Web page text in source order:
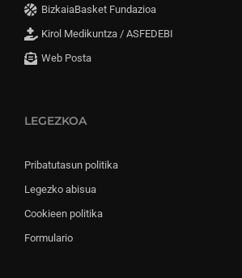
BizkaiaBasket Fundazioa
Kirol Medikuntza / ASFEDEBI
Web Posta
LEGEZKOA
Pribatutasun politika
Legezko abisua
Cookieen politika
Formulario